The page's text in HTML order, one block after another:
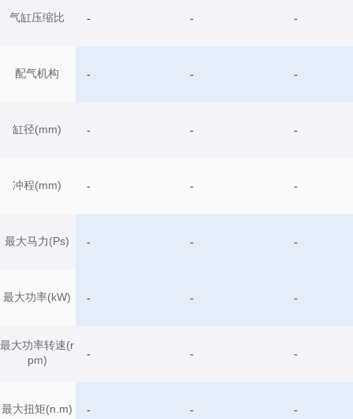
气缸压缩比
配气机构
缸径(mm)
冲程(mm)
最大马力(Ps)
最大功率(kW)
最大功率转速(r
pm)
最大扭矩(n.m)
- - -
- - -
- - -
- - -
- - -
- - -
- - -
- - -